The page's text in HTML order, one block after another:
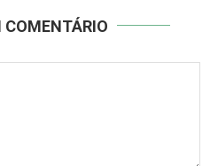
COMENTÁRIO